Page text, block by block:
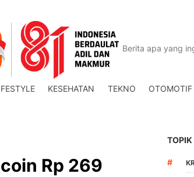
KESEHATAN TEKNO OTOMOTIF
Rp 269
TOPIK
#